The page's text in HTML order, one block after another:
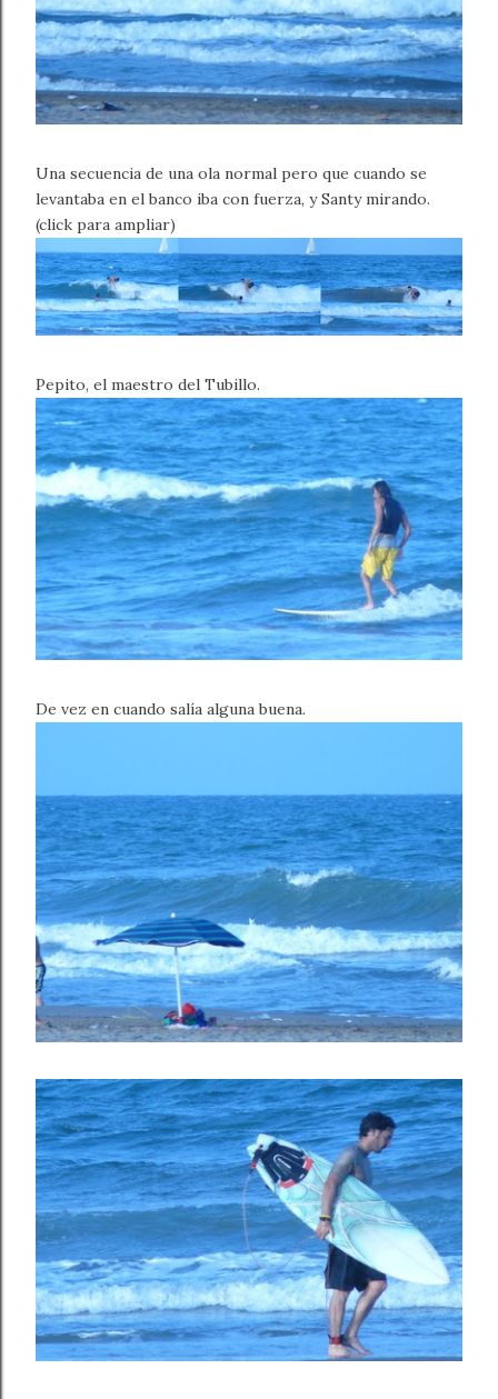
Una secuencia de una ola normal pero que cuando se
levantaba en el banco iba con fuerza, y Santy mirando.
(click para ampliar)
Pepito, el maestro del Tubillo.
De vez en cuando salía alguna buena.